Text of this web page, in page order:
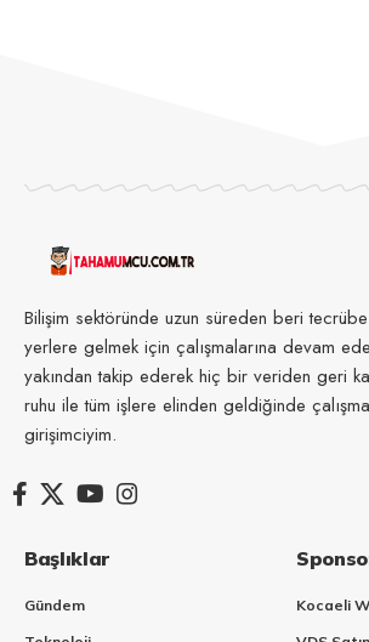
Bilişim sektöründe uzun süreden beri
yerlere gelmek için çalışmalarına devam
yakından takip ederek hiç bir veriden geri
ruhu ile tüm işlere elinden geldiğinde
girişimciyim.
Başlıklar
Gündem
Kocaeli